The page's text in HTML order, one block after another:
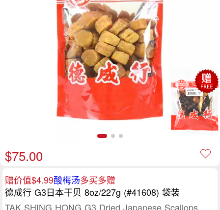
$75.00
赠价值$4.99酸梅汤多买多赠
德成行 G3日本干贝 8oz/227g (#41608) 袋装
TAK SHING HONG G3 Dried Japanese Scallops